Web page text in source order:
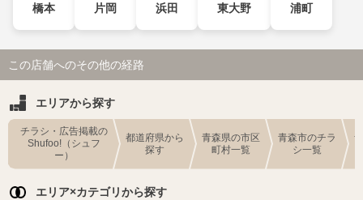
橋本 片岡 浜田 東大野 浦町
この店舗へのその他の経路
エリアから探す
チラシ・広告掲載の
Shufoo!（シュフ
ー）
都道府県から
探す
青森県の市区
町村一覧
青森市のチラ
シ一覧
エリア×カテゴリから探す